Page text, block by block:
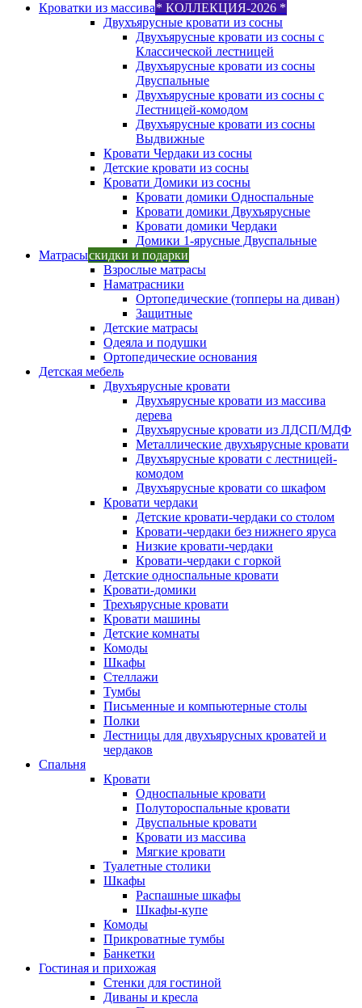
Кроватки из массива* КОЛЛЕКЦИЯ-2026 *
Двухъярусные кровати из сосны
Двухъярусные кровати из сосны с
Классической лестницей
Двухъярусные кровати из сосны
Двуспальные
Двухъярусные кровати из сосны с
Лестницей-комодом
Двухъярусные кровати из сосны
Выдвижные
Кровати Чердаки из сосны
Детские кровати из сосны
Кровати Домики из сосны
Кровати домики Односпальные
Кровати домики Двухъярусные
Кровати домики Чердаки
Домики 1-ярусные Двуспальные
Матрасыскидки и подарки
Взрослые матрасы
Наматрасники
Ортопедические (топперы на диван)
Защитные
Детские матрасы
Одеяла и подушки
Ортопедические основания
Детская мебель
Двухъярусные кровати
Двухъярусные кровати из массива
дерева
Двухъярусные кровати из ЛДСП/МДФ
Металлические двухъярусные кровати
Двухъярусные кровати с лестницей-
комодом
Двухъярусные кровати со шкафом
Кровати чердаки
Детские кровати-чердаки со столом
Кровати-чердаки без нижнего яруса
Низкие кровати-чердаки
Кровати-чердаки с горкой
Детские односпальные кровати
Кровати-домики
Трехъярусные кровати
Кровати машины
Детские комнаты
Комоды
Шкафы
Стеллажи
Тумбы
Письменные и компьютерные столы
Полки
Лестницы для двухъярусных кроватей и
чердаков
Спальня
Кровати
Односпальные кровати
Полутороспальные кровати
Двуспальные кровати
Кровати из массива
Мягкие кровати
Туалетные столики
Шкафы
Распашные шкафы
Шкафы-купе
Комоды
Прикроватные тумбы
Банкетки
Гостиная и прихожая
Стенки для гостиной
Диваны и кресла